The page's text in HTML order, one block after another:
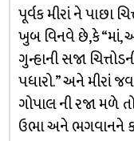
પૂર્વક મીરાં ને પાછા
ખુબ વિનવે છે,કે “માં,
ગુન્હાની સજા
પધારો.” અને મીરાં
ગોપાલ ની રજા
ઉભા અને ભગવાનને